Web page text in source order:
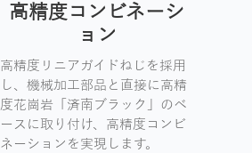
高精度コンビネーシ
ョン
高精度リニアガイドねじを採用
し、機械加工部品と直接に高精
度花崗岩「済南ブラック」のベ
ースに取り付け、高精度コンビ
ネーションを実現します。